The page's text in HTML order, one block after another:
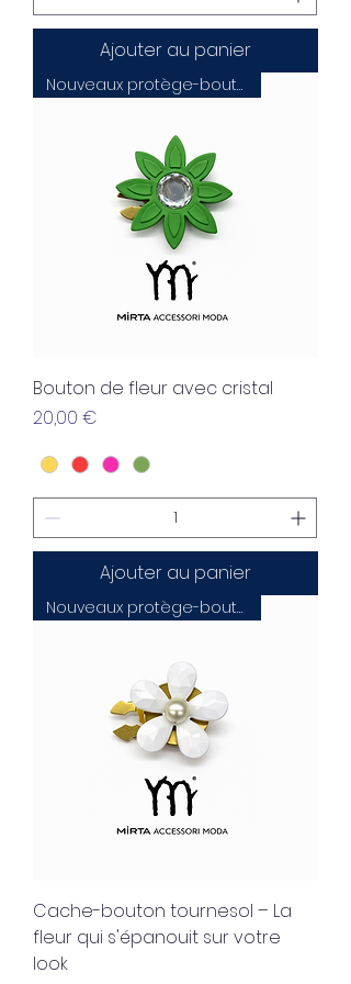
Ajouter au panier
Nouveaux protège-boutons 100Cover
Bouton de fleur avec cristal
Prix
20,00 €
Ajouter au panier
Nouveaux protège-boutons 100Cover
Cache-bouton tournesol – La
fleur qui s'épanouit sur votre
look